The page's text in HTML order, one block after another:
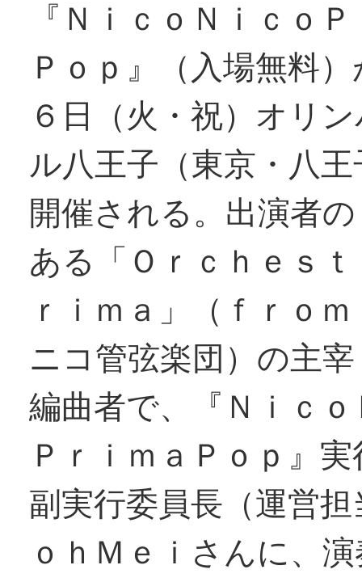
『ＮｉｃｏＮｉｃｏ
Ｐｏｐ』（入場無料
６日（火・祝）オリ
ル八王子（東京・八
開催される。出演者
ある「Ｏｒｃｈｅｓ
ｒｉｍａ」（ｆｒｏ
ニコ管弦楽団）の主
編曲者で、『Ｎｉｃ
ＰｒｉｍａＰｏｐ』
副実行委員長（運営
ｏｈＭｅｉさんに、